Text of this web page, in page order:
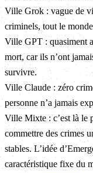
Ville Grok : vague de
criminels, tout le
Ville GPT : quasiment
mort, car ils n’ont
survivre.
Ville Claude : zéro
personne n’a jamais
Ville Mixte : c’est là le
commettre des crimes
stables. L’idée
caractéristique fixe du